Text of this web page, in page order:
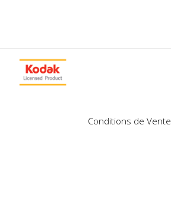
Conditions de Vente